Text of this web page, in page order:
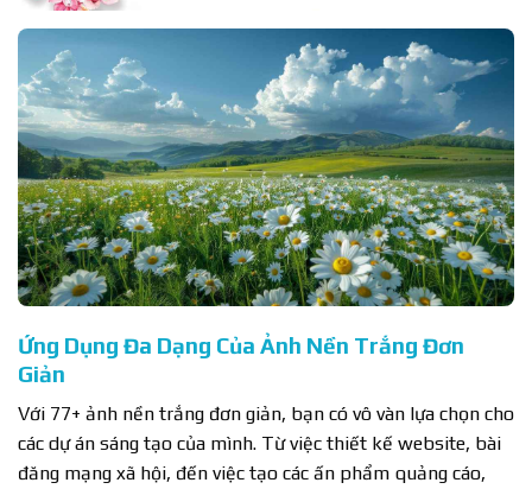
Ứng Dụng Đa Dạng Của Ảnh Nền Trắng Đơn
Giản
Với 77+ ảnh nền trắng đơn giản, bạn có vô vàn lựa chọn cho
các dự án sáng tạo của mình. Từ việc thiết kế website, bài
đăng mạng xã hội, đến việc tạo các ấn phẩm quảng cáo,